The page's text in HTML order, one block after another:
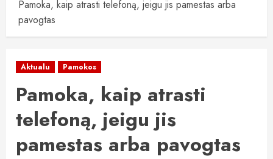
Pamoka, kaip atrasti telefoną, jeigu jis pamestas arba
pavogtas
Aktualu Pamokos
Pamoka, kaip atrasti
telefoną, jeigu jis
pamestas arba pavogtas